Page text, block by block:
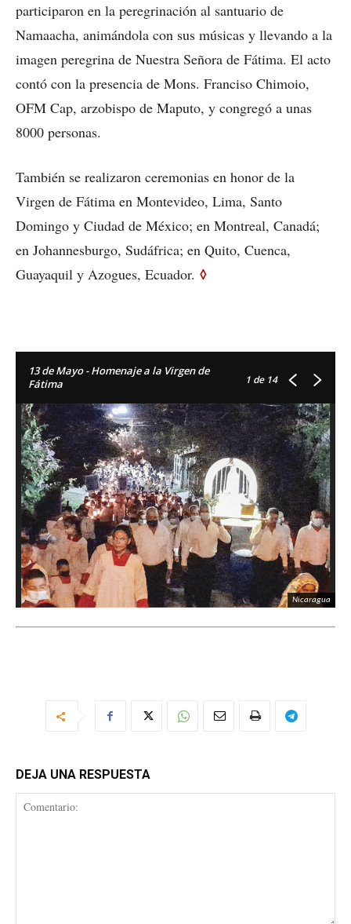
participaron en la peregrinación al santuario de
Namaacha, animándola con sus músicas y llevando a la
imagen peregrina de Nuestra Señora de Fátima. El acto
contó con la presencia de Mons. Franciso Chimoio,
OFM Cap, arzobispo de Maputo, y congregó a unas
8000 personas.
También se realizaron ceremonias en honor de la
Virgen de Fátima en Montevideo, Lima, Santo
Domingo y Ciudad de México; en Montreal, Canadá;
en Johannesburgo, Sudáfrica; en Quito, Cuenca,
Guayaquil y Azogues, Ecuador. ◊
13 de Mayo - Homenaje a la Virgen de
Fátima
1 de 14
Nicaragua
DEJA UNA RESPUESTA